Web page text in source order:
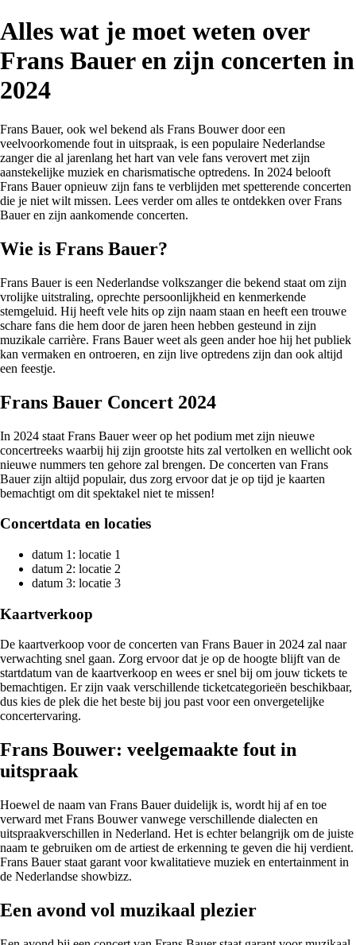
Alles wat je moet weten over
Frans Bauer en zijn concerten in
2024
Frans Bauer, ook wel bekend als Frans Bouwer door een
veelvoorkomende fout in uitspraak, is een populaire Nederlandse
zanger die al jarenlang het hart van vele fans verovert met zijn
aanstekelijke muziek en charismatische optredens. In 2024 belooft
Frans Bauer opnieuw zijn fans te verblijden met spetterende concerten
die je niet wilt missen. Lees verder om alles te ontdekken over Frans
Bauer en zijn aankomende concerten.
Wie is Frans Bauer?
Frans Bauer is een Nederlandse volkszanger die bekend staat om zijn
vrolijke uitstraling, oprechte persoonlijkheid en kenmerkende
stemgeluid. Hij heeft vele hits op zijn naam staan en heeft een trouwe
schare fans die hem door de jaren heen hebben gesteund in zijn
muzikale carrière. Frans Bauer weet als geen ander hoe hij het publiek
kan vermaken en ontroeren, en zijn live optredens zijn dan ook altijd
een feestje.
Frans Bauer Concert 2024
In 2024 staat Frans Bauer weer op het podium met zijn nieuwe
concertreeks waarbij hij zijn grootste hits zal vertolken en wellicht ook
nieuwe nummers ten gehore zal brengen. De concerten van Frans
Bauer zijn altijd populair, dus zorg ervoor dat je op tijd je kaarten
bemachtigt om dit spektakel niet te missen!
Concertdata en locaties
datum 1: locatie 1
datum 2: locatie 2
datum 3: locatie 3
Kaartverkoop
De kaartverkoop voor de concerten van Frans Bauer in 2024 zal naar
verwachting snel gaan. Zorg ervoor dat je op de hoogte blijft van de
startdatum van de kaartverkoop en wees er snel bij om jouw tickets te
bemachtigen. Er zijn vaak verschillende ticketcategorieën beschikbaar,
dus kies de plek die het beste bij jou past voor een onvergetelijke
concertervaring.
Frans Bouwer: veelgemaakte fout in
uitspraak
Hoewel de naam van Frans Bauer duidelijk is, wordt hij af en toe
verward met Frans Bouwer vanwege verschillende dialecten en
uitspraakverschillen in Nederland. Het is echter belangrijk om de juiste
naam te gebruiken om de artiest de erkenning te geven die hij verdient.
Frans Bauer staat garant voor kwalitatieve muziek en entertainment in
de Nederlandse showbizz.
Een avond vol muzikaal plezier